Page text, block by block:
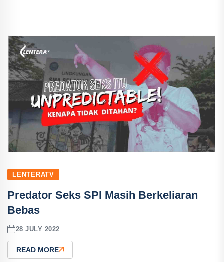
LENTERATV
Predator Seks SPI Masih Berkeliaran
Bebas
28 JULY 2022
READ MORE